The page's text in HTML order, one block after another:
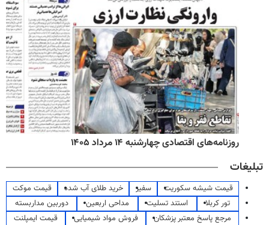
روزنامه‌های اقتصادی چهارشنبه ۱۴ مرداد ۱۴۰۵
تبلیغات
قیمت شیشه سکوریت سفیر خرید طلای آب شده
قیمت موکت
تور کربلا
استند تسلیت مداحی اربعین
دوربین مداربسته
مرجع پاسخ معتبر پزشکان
فروش مواد شیمیایی
قیمت ایمپلنت